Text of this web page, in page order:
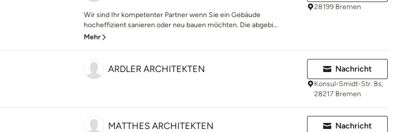
Wir sind Ihr kompetenter Partner wenn Sie ein Gebäude
hocheffizient sanieren oder neu bauen möchten. Die abgebi...
Mehr
28199 Bremen
ARDLER ARCHITEKTEN Nachricht
Konsul-Smidt-Str. 8s,
28217 Bremen
MATTHES ARCHITEKTEN Nachricht